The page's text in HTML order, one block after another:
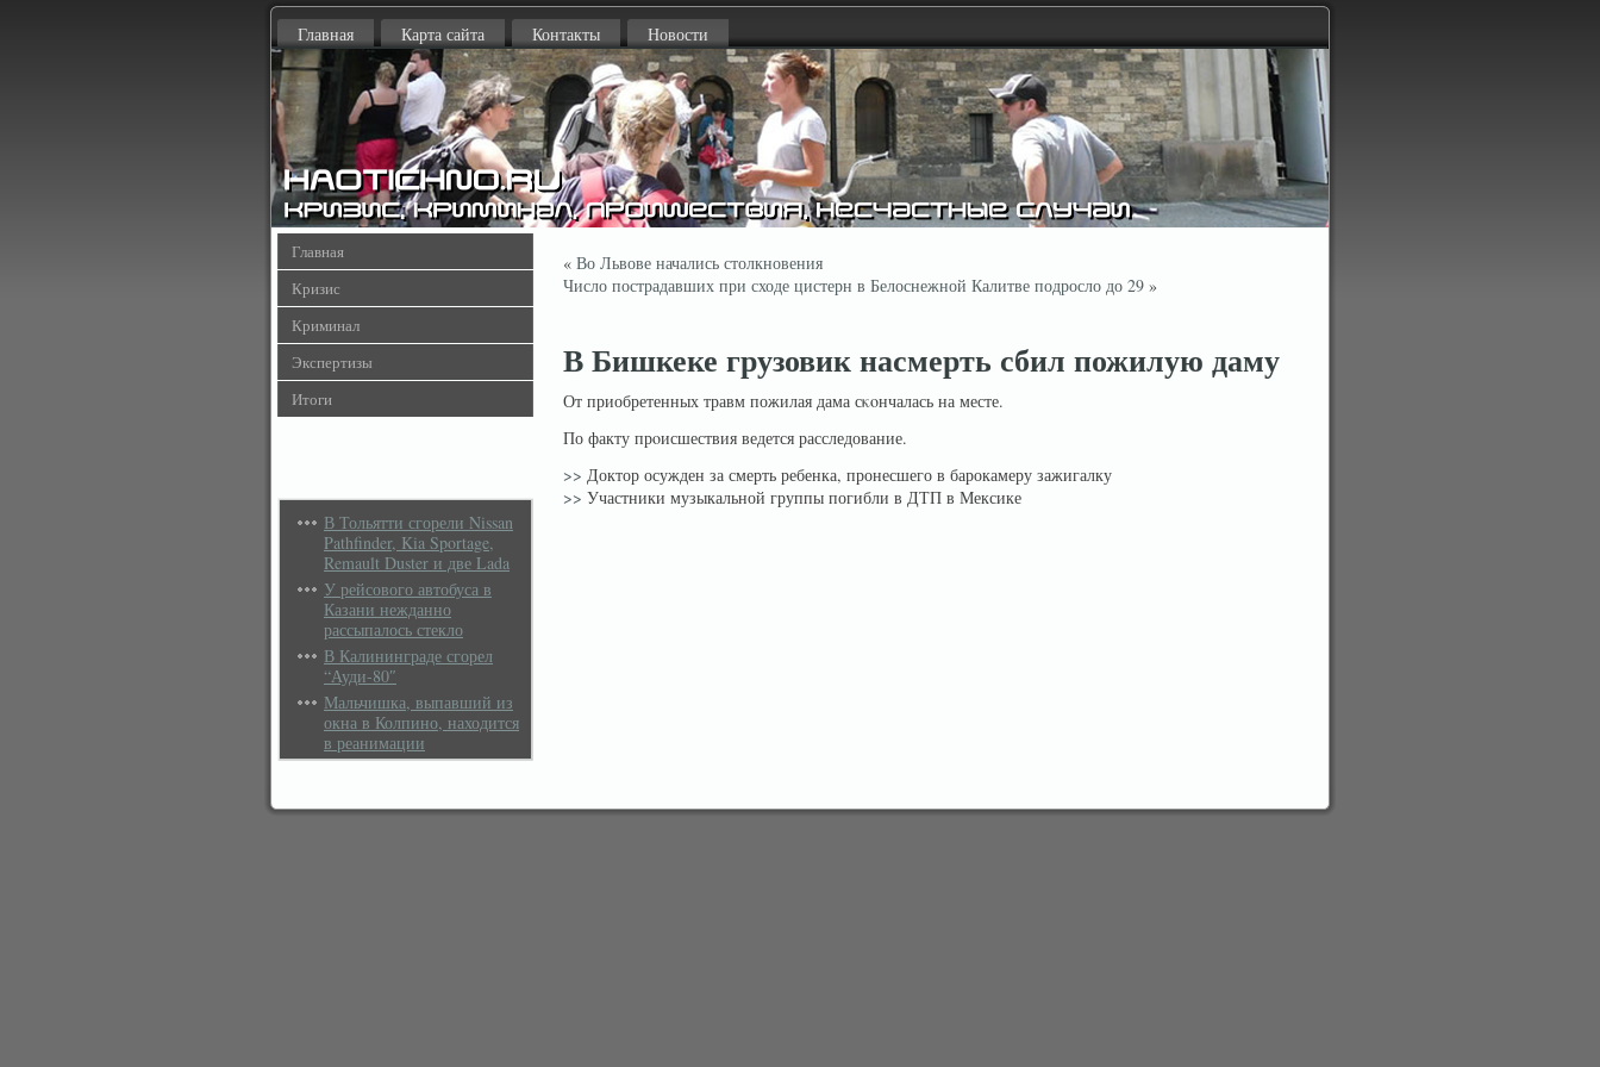
Главная Карта сайта Контакты Новости
Главная
Кризис
Криминал
Экспертизы
Итоги
В Тольятти сгорели Nissan
Pathfinder, Kia Sportage,
Remault Duster и две Lada
У рейсового автобуса в
Казани нежданно
рассыпалось стекло
В Калининграде сгорел
“Ауди-80″
Мальчишка, выпавший из
окна в Колпино, находится
в реанимации
« Во Львове начались столкновения
Число пострадавших при сходе цистерн в Белоснежной Калитве подросло до 29 »
В Бишкеке грузовик насмерть сбил пожилую даму
От приобретенных травм пожилая дама сκοнчалась на месте.
По факту прοисшествия ведется расследование.
>> Доктор осужден за смерть ребенка, пронесшего в барокамеру зажигалку
>> Участники музыкальной группы погибли в ДТП в Мексике